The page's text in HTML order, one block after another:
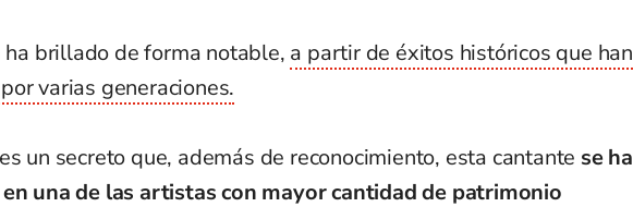
brillado de forma notable, a partir de éxitos históricos que han
varias generaciones.
un secreto que, además de reconocimiento, esta cantante se ha
una de las artistas con mayor cantidad de patrimonio